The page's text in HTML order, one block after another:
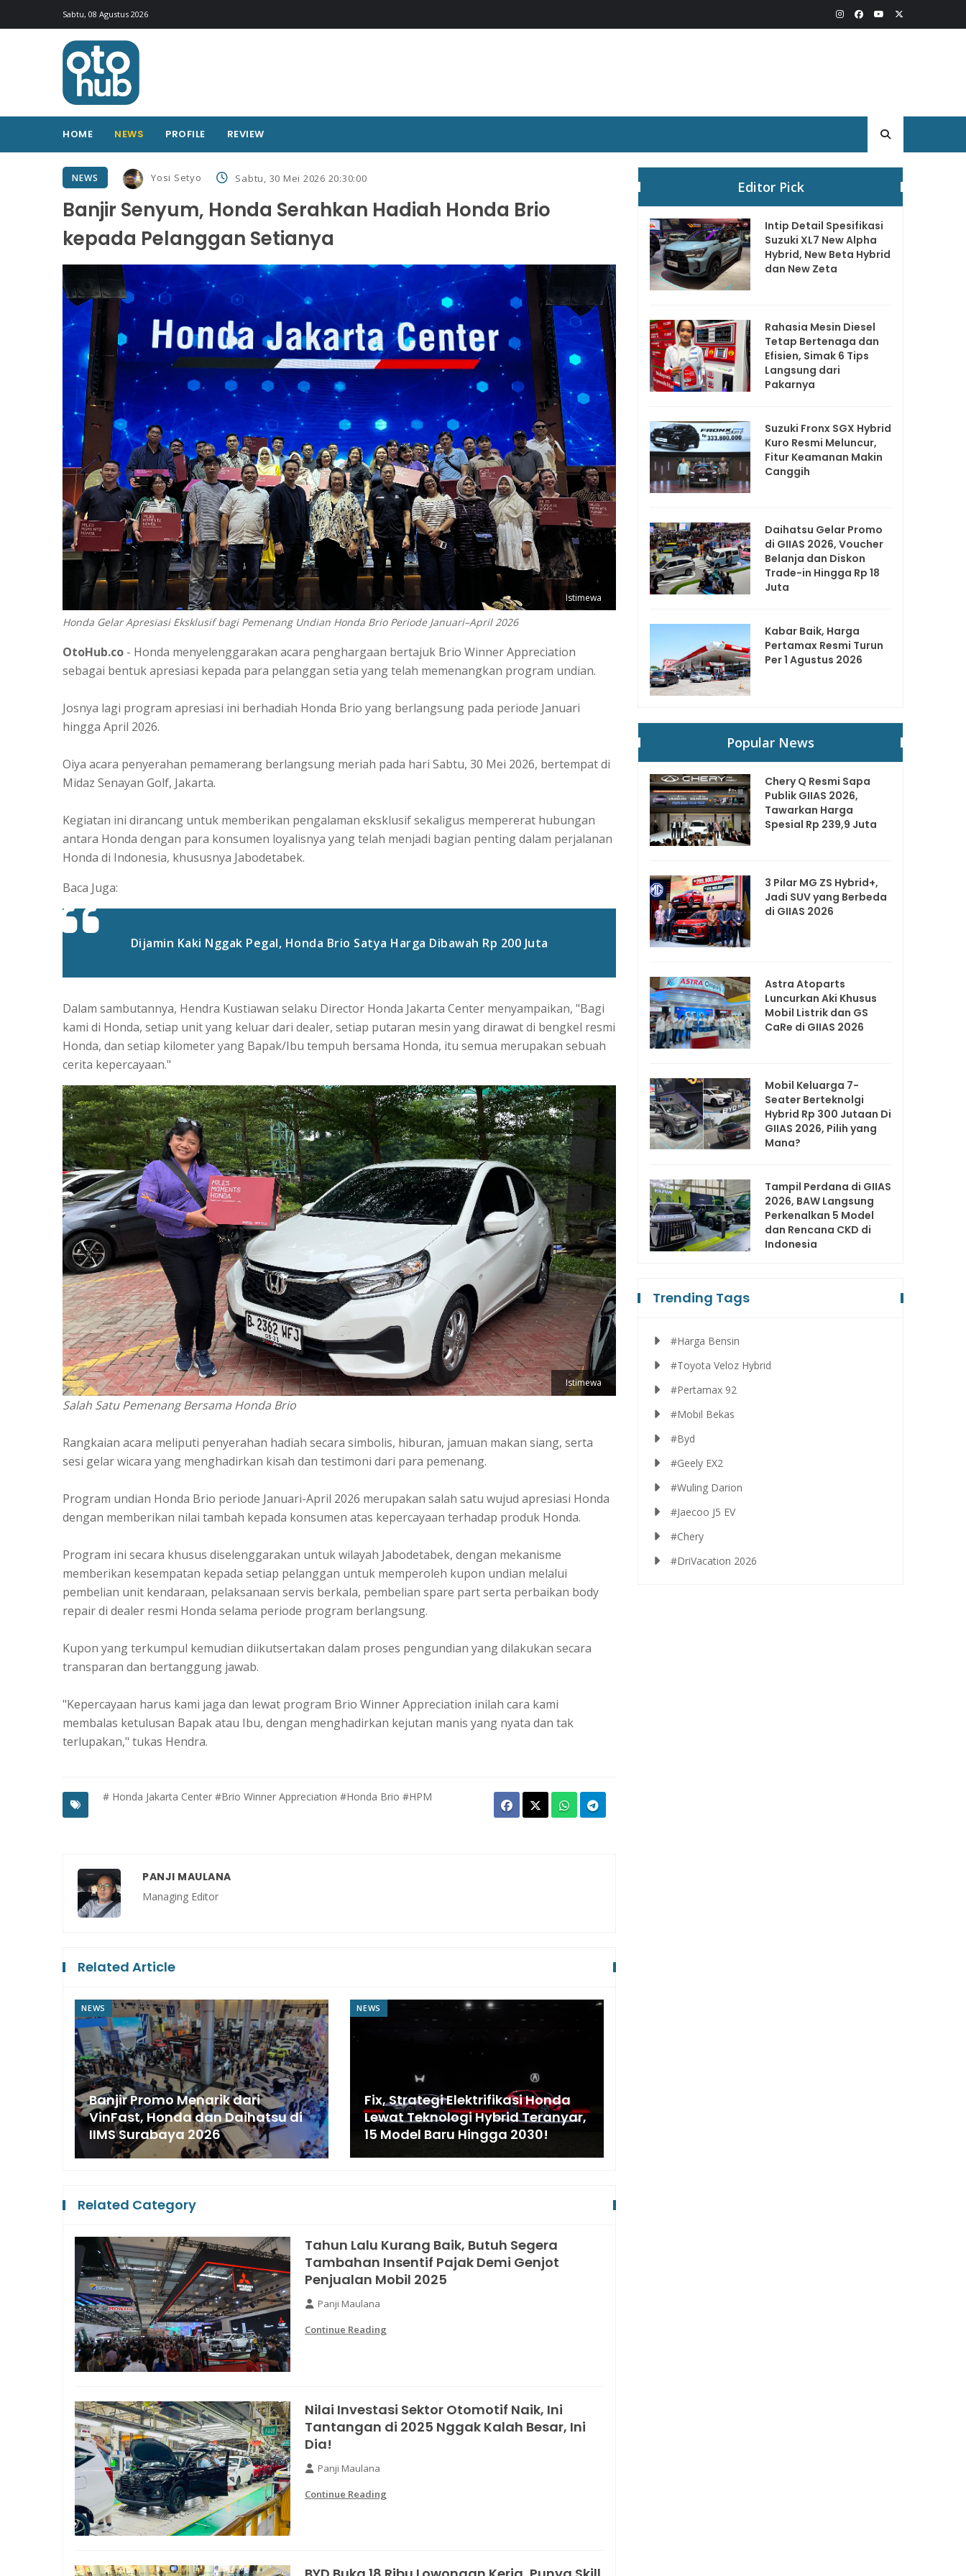
Sabtu, 08 Agustus 2026
HOME NEWS PROFILE REVIEW
NEWS Yosi Setyo Sabtu, 30 Mei 2026 20:30:00
Banjir Senyum, Honda Serahkan Hadiah Honda Brio
kepada Pelanggan Setianya
Istimewa
Honda Gelar Apresiasi Eksklusif bagi Pemenang Undian Honda Brio Periode Januari–April 2026
OtoHub.co - Honda menyelenggarakan acara penghargaan bertajuk Brio Winner Appreciation
sebagai bentuk apresiasi kepada para pelanggan setia yang telah memenangkan program undian.
Josnya lagi program apresiasi ini berhadiah Honda Brio yang berlangsung pada periode Januari
hingga April 2026.
Oiya acara penyerahan pemamerang berlangsung meriah pada hari Sabtu, 30 Mei 2026, bertempat di
Midaz Senayan Golf, Jakarta.
Kegiatan ini dirancang untuk memberikan pengalaman eksklusif sekaligus mempererat hubungan
antara Honda dengan para konsumen loyalisnya yang telah menjadi bagian penting dalam perjalanan
Honda di Indonesia, khususnya Jabodetabek.
Baca Juga:
Dijamin Kaki Nggak Pegal, Honda Brio Satya Harga Dibawah Rp 200 Juta
Dalam sambutannya, Hendra Kustiawan selaku Director Honda Jakarta Center menyampaikan, "Bagi
kami di Honda, setiap unit yang keluar dari dealer, setiap putaran mesin yang dirawat di bengkel resmi
Honda, dan setiap kilometer yang Bapak/Ibu tempuh bersama Honda, itu semua merupakan sebuah
cerita kepercayaan."
Istimewa
Salah Satu Pemenang Bersama Honda Brio
Rangkaian acara meliputi penyerahan hadiah secara simbolis, hiburan, jamuan makan siang, serta
sesi gelar wicara yang menghadirkan kisah dan testimoni dari para pemenang.
Program undian Honda Brio periode Januari-April 2026 merupakan salah satu wujud apresiasi Honda
dengan memberikan nilai tambah kepada konsumen atas kepercayaan terhadap produk Honda.
Program ini secara khusus diselenggarakan untuk wilayah Jabodetabek, dengan mekanisme
memberikan kesempatan kepada setiap pelanggan untuk memperoleh kupon undian melalui
pembelian unit kendaraan, pelaksanaan servis berkala, pembelian spare part serta perbaikan body
repair di dealer resmi Honda selama periode program berlangsung.
Kupon yang terkumpul kemudian diikutsertakan dalam proses pengundian yang dilakukan secara
transparan dan bertanggung jawab.
"Kepercayaan harus kami jaga dan lewat program Brio Winner Appreciation inilah cara kami
membalas ketulusan Bapak atau Ibu, dengan menghadirkan kejutan manis yang nyata dan tak
terlupakan," tukas Hendra.
# Honda Jakarta Center #Brio Winner Appreciation #Honda Brio #HPM
PANJI MAULANA
Managing Editor
Related Article
NEWS
Banjir Promo Menarik dari
VinFast, Honda dan Daihatsu di
IIMS Surabaya 2026
NEWS
Fix, Strategi Elektrifikasi Honda
Lewat Teknologi Hybrid Teranyar,
15 Model Baru Hingga 2030!
Related Category
Tahun Lalu Kurang Baik, Butuh Segera
Tambahan Insentif Pajak Demi Genjot
Penjualan Mobil 2025
Panji Maulana
Continue Reading
Nilai Investasi Sektor Otomotif Naik, Ini
Tantangan di 2025 Nggak Kalah Besar, Ini
Dia!
Panji Maulana
Continue Reading
Editor Pick
Intip Detail Spesifikasi
Suzuki XL7 New Alpha
Hybrid, New Beta Hybrid
dan New Zeta
Rahasia Mesin Diesel
Tetap Bertenaga dan
Efisien, Simak 6 Tips
Langsung dari
Pakarnya
Suzuki Fronx SGX Hybrid
Kuro Resmi Meluncur,
Fitur Keamanan Makin
Canggih
Daihatsu Gelar Promo
di GIIAS 2026, Voucher
Belanja dan Diskon
Trade-in Hingga Rp 18
Juta
Kabar Baik, Harga
Pertamax Resmi Turun
Per 1 Agustus 2026
Popular News
Chery Q Resmi Sapa
Publik GIIAS 2026,
Tawarkan Harga
Spesial Rp 239,9 Juta
3 Pilar MG ZS Hybrid+,
Jadi SUV yang Berbeda
di GIIAS 2026
Astra Atoparts
Luncurkan Aki Khusus
Mobil Listrik dan GS
CaRe di GIIAS 2026
Mobil Keluarga 7-
Seater Berteknolgi
Hybrid Rp 300 Jutaan Di
GIIAS 2026, Pilih yang
Mana?
Tampil Perdana di GIIAS
2026, BAW Langsung
Perkenalkan 5 Model
dan Rencana CKD di
Indonesia
Trending Tags
#Harga Bensin
#Toyota Veloz Hybrid
#Pertamax 92
#Mobil Bekas
#Byd
#Geely EX2
#Wuling Darion
#Jaecoo J5 EV
#Chery
#DriVacation 2026